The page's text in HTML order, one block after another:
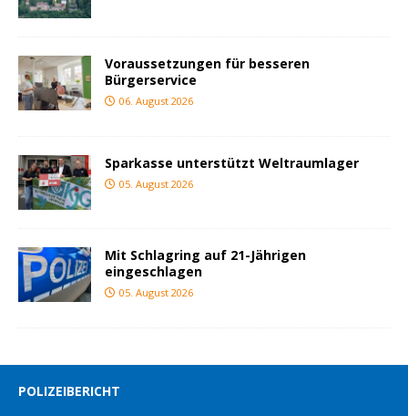
Voraussetzungen für besseren
Bürgerservice
06. August 2026
Sparkasse unterstützt Weltraumlager
05. August 2026
Mit Schlagring auf 21-Jährigen
eingeschlagen
05. August 2026
POLIZEIBERICHT